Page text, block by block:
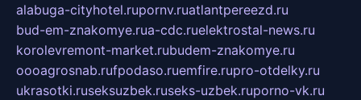
alabuga-cityhotel.rupornv.ruatlantpereezd.ru
bud-em-znakomye.rua-cdc.ruelektrostal-news.ru
korolevremont-market.rubudem-znakomye.ru
oooagrosnab.rufpodaso.ruemfire.rupro-otdelky.ru
ukrasotki.ruseksuzbek.ruseks-uzbek.ruporno-vk.ru